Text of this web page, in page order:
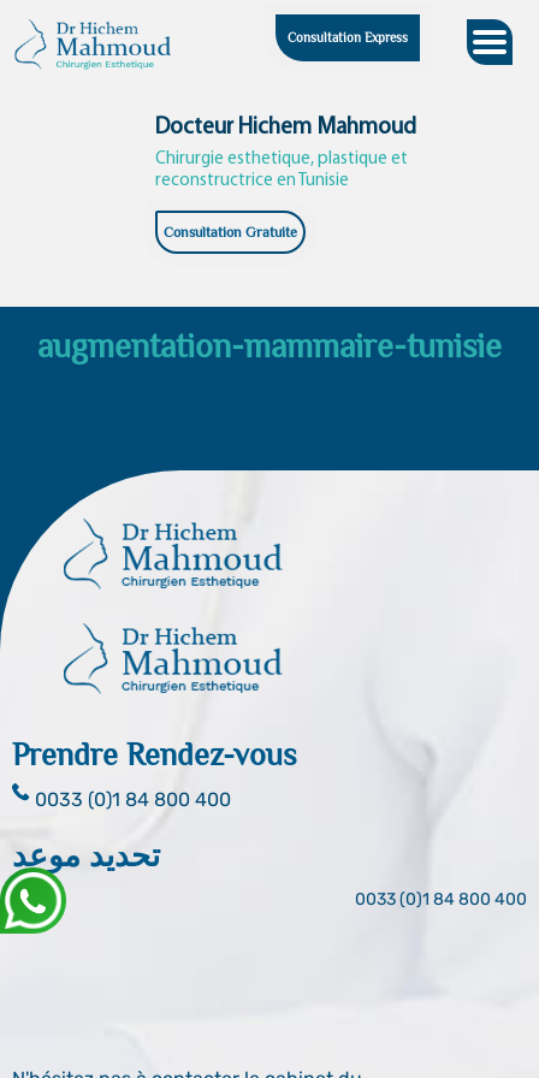
content
Consultation Express
Docteur Hichem Mahmoud
Chirurgie esthetique, plastique et
reconstructrice en Tunisie
Consultation Gratuite
augmentation-mammaire-tunisie
Prendre Rendez-vous
0033 (0)1 84 800 400
تحديد موعد
0033 (0)1 84 800 400